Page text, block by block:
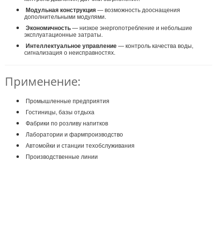
Модульная конструкция— возможность дооснащения
дополнительными модулями.
Экономичность— низкое энергопотребление и небольшие
эксплуатационные затраты.
Интеллектуальное управление— контроль качества воды,
сигнализация о неисправностях.
Применение:
Промышленные предприятия
Гостиницы, базы отдыха
Фабрики по розливу напитков
Лаборатории и фармпроизводство
Автомойки и станции техобслуживания
Производственные линии